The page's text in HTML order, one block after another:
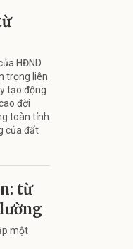
HĐND
trọng liên
tạo động
đời
toàn tỉnh
của đất
từ
một